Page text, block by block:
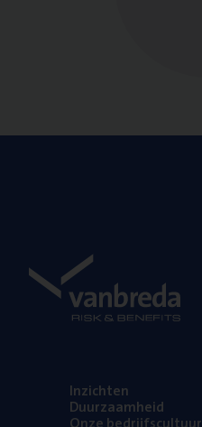
Inzich­ten
Duur­zaam­heid